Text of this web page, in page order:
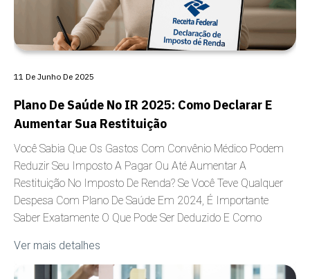
Plano De Saúde No IR 2025: Como Declarar E
Aumentar Sua Restituição
Você Sabia Que Os Gastos Com Convênio Médico Podem
Reduzir Seu Imposto A Pagar Ou Até Aumentar A
Restituição No Imposto De Renda? Se Você Teve Qualquer
Despesa Com Plano De Saúde Em 2024, É Importante
Saber Exatamente O Que Pode Ser Deduzido E Como
Ver mais detalhes
11 De Junho De 2025